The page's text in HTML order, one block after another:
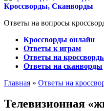
Кроссворды, Сканворды
Ответы на вопросы
Кроссворды онлайн
Ответы к играм
Ответы на
Ответы на сканворды
Главная » Ответы на
Телевизионная